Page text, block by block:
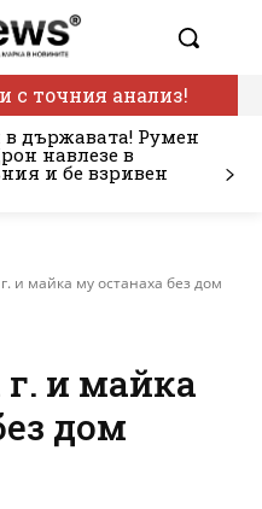
с точния анализ!
държавата! Румен
навлезе в
и бе взривен
и майка му останаха без дом
г. и майка
дом